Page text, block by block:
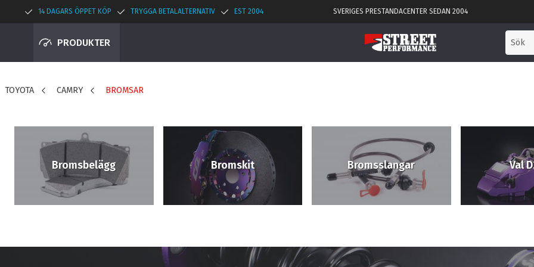
14 DAGARS ÖPPET KÖP TRYGGA BETALALTERNATIV EST 2004 SVERIGES PRESTANDACENTER SEDAN 2004
PRODUKTER
TOYOTA CAMRY BROMSAR
Bromsbelägg Bromskit Bromsslangar Val